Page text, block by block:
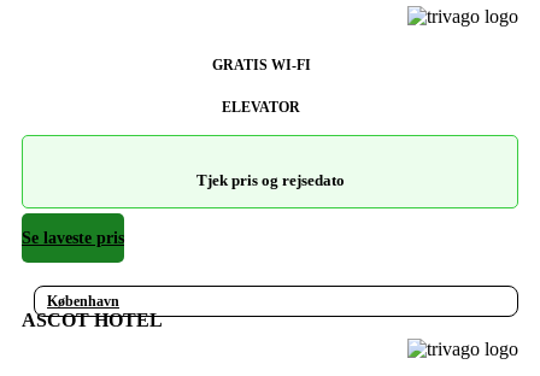
GRATIS WI-FI
ELEVATOR
Tjek pris og rejsedato
Se laveste pris
København
ASCOT HOTEL